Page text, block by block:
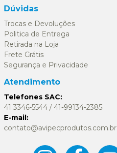
Dúvidas
Trocas e Devoluções
Politica de Entrega
Retirada na Loja
Frete Grátis
Segurança e Privacidade
Atendimento
Telefones SAC:
41 3346-5544 / 41-99134-2385
E-mail:
contato@avipecprodutos.com.br